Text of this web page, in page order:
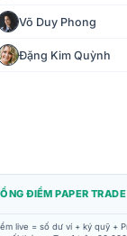
Võ Duy Phong
Đặng Kim Quỳnh
ĐIỂM PAPER TRADE
live = số dư ví + ký quỹ +